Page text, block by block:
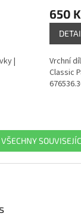
|
650
Vrchní
Classic